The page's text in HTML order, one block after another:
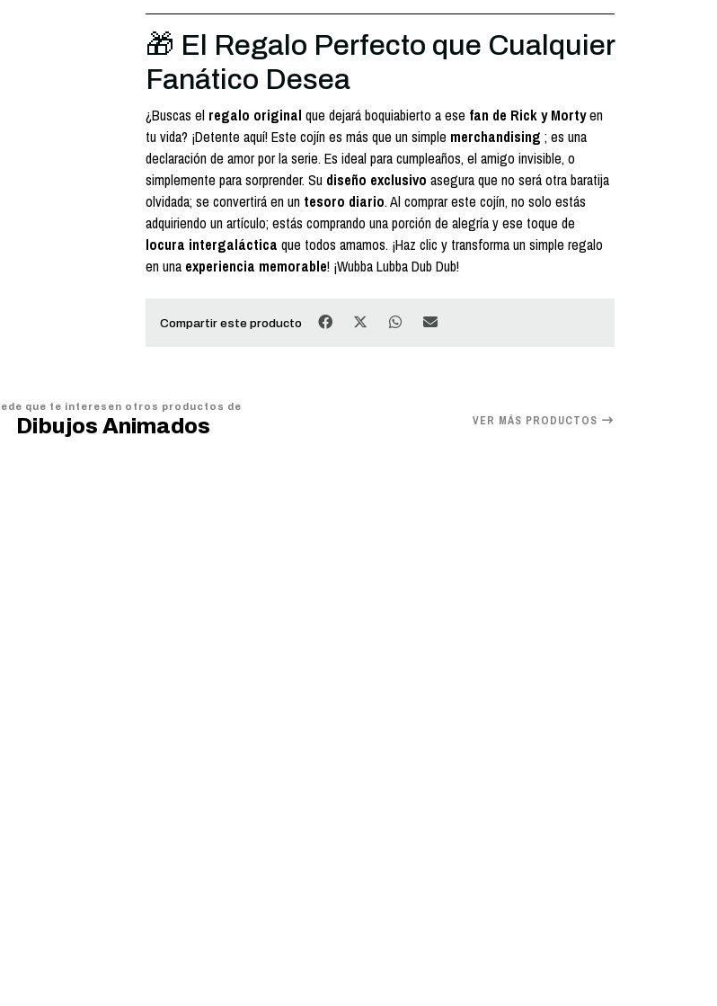
🎁 El Regalo Perfecto que Cualquier
Fanático Desea
¿Buscas el regalo original que dejará boquiabierto a ese fan de Rick y Mortyen
tu vida? ¡Detente aquí! Este cojín es más que un simple merchandising ; es una
declaración de amor por la serie. Es ideal para cumpleaños, el amigo invisible, o
simplemente para sorprender. Su diseño exclusivo asegura que no será otra baratija
olvidada; se convertirá en un tesoro diario. Al comprar este cojín, no solo estás
adquiriendo un artículo; estás comprando una porción de alegría y ese toque de
locura intergaláctica que todos amamos. ¡Haz clic y transforma un simple regalo
en una experiencia memorable! ¡Wubba Lubba Dub Dub!
Compartir este producto
que te interesen otros productos de
Dibujos Animados VER MÁS PRODUCTOS